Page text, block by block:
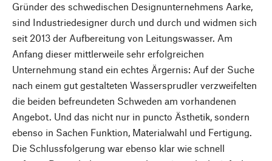
Gründer des schwedischen Designunternehmens Aarke,
sind Industriedesigner durch und durch und widmen sich
seit 2013 der Aufbereitung von Leitungswasser. Am
Anfang dieser mittlerweile sehr erfolgreichen
Unternehmung stand ein echtes Ärgernis: Auf der Suche
nach einem gut gestalteten Wassersprudler verzweifelten
die beiden befreundeten Schweden am vorhandenen
Angebot. Und das nicht nur in puncto Ästhetik, sondern
ebenso in Sachen Funktion, Materialwahl und Fertigung.
Die Schlussfolgerung war ebenso klar wie schnell